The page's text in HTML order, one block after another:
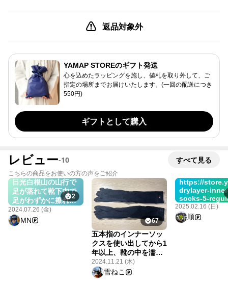
返品対象外
YAMAP STOREのギフト発送
心を込めたラッピングを施し、値札を取り外して、ご
指定の場所までお届けいたします。(一回の配送につき
550円)
ギフトとして購入
レビュー-10 すべて見る
こちらの商品をお使いの方の声をご紹介
日光白根山の山行で
足が蒸れて靴下内で
足がわずかに擦れ続
けたことで下山時に
は水ぶくれと足の皮
が剥がれていたの
https://store.yamap.com/products/finetrack-
2
2024.07.26 (金)
MN 67
五本指のインナーソッ
クスを使い出してから1
年以上、靴の中を濡ら
してしまっても靴擦れ
を起こすこともなく、
下山した後の足の調子
2024.11.21 (木)
雪ねこ
https://
drylayer-
socks-5-
unisex-22fw?
#アイテムレビ
2025.02.16 (日)
順